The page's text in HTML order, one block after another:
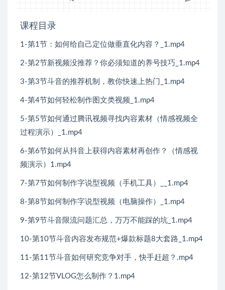
课程目录
1-第1节：如何给自己定位做垂直化内容？_1.mp4
2-第2节新视频没推荐？你必须知道的养号技巧_1.mp4
3-第3节斗音的推荐机制，教你快速上热门_1.mp4
4-第4节如何轻松制作图文类视频_1.mp4
5-第5节如何通过腾讯视频寻找内容素材（情感视频全
过程演示）_1.mp4
6-第6节如何从抖音上获得内容素材再创作？（情感视
频演示）1.mp4
7-第7节如何制作字说型视频（手机工具）__1.mp4
8-第8节如何制作字说型视频（电脑操作）_1.mp4
9-第9节斗音限流问题汇总，万万不能踩的坑_1.mp4
10-第10节斗音内容发布规范+爆款标题8大套路_1.mp4
11-第11节斗音如何研究竞争对手，快手赶超？.mp4
12-第12节VLOG怎么制作？1.mp4